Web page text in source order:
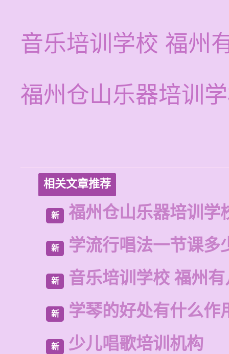
音乐培训学校 福州
福州仓山乐器培训
相关文章推荐
新 福州仓山乐器培训学
新 学流行唱法一节课多
新 音乐培训学校 福州
新 学琴的好处有什么作
新 少儿唱歌培训机构